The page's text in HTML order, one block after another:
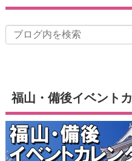
福山・備後イベント